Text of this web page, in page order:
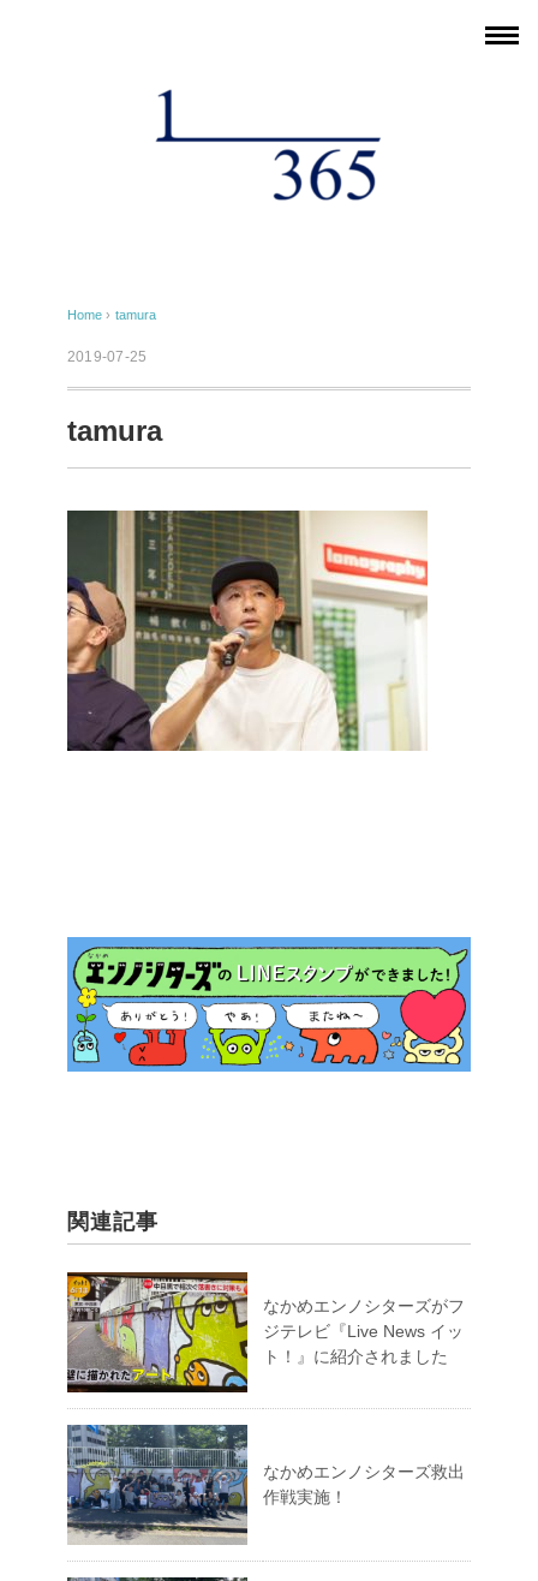
Home › tamura
2019-07-25
tamura
関連記事
なかめエンノシターズがフ
ジテレビ『Live News イッ
ト！』に紹介されました
なかめエンノシターズ救出
作戦実施！